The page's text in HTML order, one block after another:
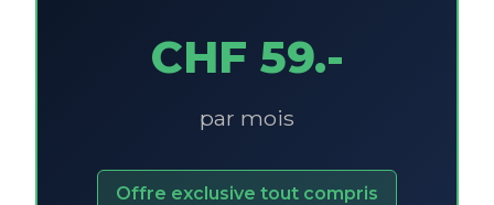
CHF 59.-
par mois
Offre exclusive tout compris